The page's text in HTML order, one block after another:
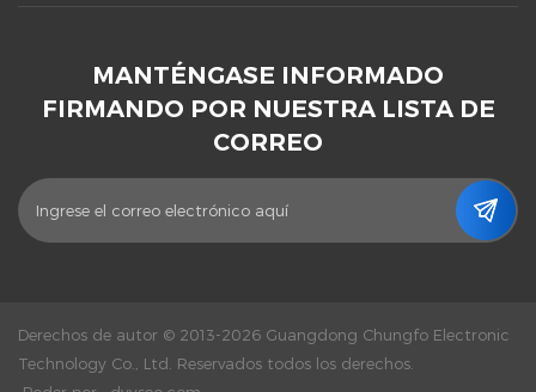
MANTÉNGASE INFORMADO
FIRMANDO POR NUESTRA LISTA DE
CORREO
Derechos de autor © 2013-2026 Guangdong Chungfo Electronic
Technology Co., Ltd. Reservados todos los derechos.